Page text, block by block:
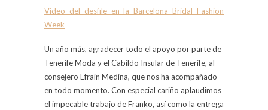
Vídeo del desfile en la Barcelona Bridal Fashion
Week
Un año más, agradecer todo el apoyo por parte de
Tenerife Moda y el Cabildo Insular de Tenerife, al
consejero Efraín Medina, que nos ha acompañado
en todo momento. Con especial cariño aplaudimos
el impecable trabajo de Franko, así como la entrega